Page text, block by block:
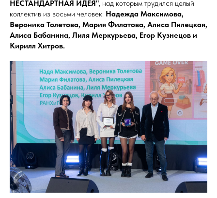
НЕСТАНДАРТНАЯ ИДЕЯ" , над которым трудился целый
коллектив из восьми человек: Надежда Максимова,
Вероника Толетова, Мария Филатова, Алиса Пилецкая,
Алиса Бабанина, Лиля Меркурьева, Егор Кузнецов и
Кирилл Хитров.